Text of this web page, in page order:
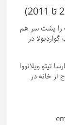
را پشت سر هم
در
در سال 2009 ، 2010 و 2011 ، بارسا تیتو ویلانووا
از خانه در